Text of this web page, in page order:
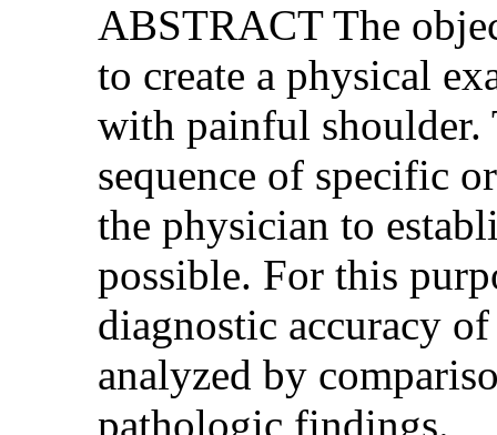
ABSTRACT The
to create a physical
with painful shoulder.
sequence of specific
the physician to
possible. For this
diagnostic accuracy
analyzed by
pathologic findings.